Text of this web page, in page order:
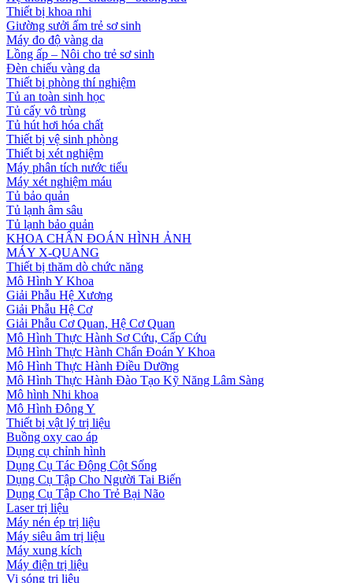
Thiết bị khoa nhi
Giường sưởi ấm trẻ sơ sinh
Máy đo độ vàng da
Lồng ấp – Nôi cho trẻ sơ sinh
Đèn chiếu vàng da
Thiết bị phòng thí nghiệm
Tủ an toàn sinh học
Tủ cấy vô trùng
Tủ hút hơi hóa chất
Thiết bị vệ sinh phòng
Thiết bị xét nghiệm
Máy phân tích nước tiểu
Máy xét nghiệm máu
Tủ bảo quản
Tủ lạnh âm sâu
Tủ lạnh bảo quản
KHOA CHẨN ĐOÁN HÌNH ẢNH
MÁY X-QUANG
Thiết bị thăm dò chức năng
Mô Hình Y Khoa
Giải Phẫu Hệ Xương
Giải Phẫu Hệ Cơ
Giải Phẫu Cơ Quan, Hệ Cơ Quan
Mô Hình Thực Hành Sơ Cứu, Cấp Cứu
Mô Hình Thực Hành Chẩn Đoán Y Khoa
Mô Hình Thực Hành Điều Dưỡng
Mô Hình Thực Hành Đào Tạo Kỹ Năng Lâm Sàng
Mô hình Nhi khoa
Mô Hình Đông Y
Thiết bị vật lý trị liệu
Buồng oxy cao áp
Dụng cụ chỉnh hình
Dụng Cụ Tác Động Cột Sống
Dụng Cụ Tập Cho Người Tai Biến
Dụng Cụ Tập Cho Trẻ Bại Não
Laser trị liệu
Máy nén ép trị liệu
Máy siêu âm trị liệu
Máy xung kích
Máy điện trị liệu
Vi sóng trị liệu